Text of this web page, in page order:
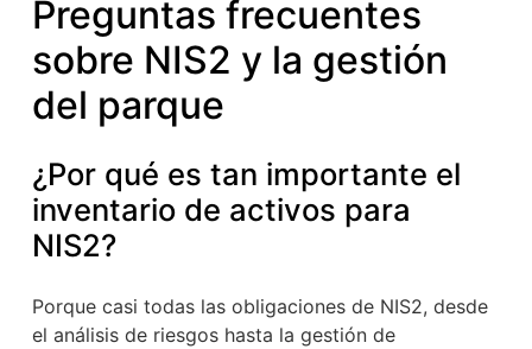
Preguntas frecuentes
sobre NIS2 y la gestión
del parque
¿Por qué es tan importante el
inventario de activos para
NIS2?
Porque casi todas las obligaciones de NIS2, desde
el análisis de riesgos hasta la gestión de